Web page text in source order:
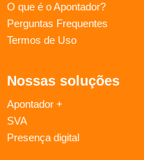
O que é o Apontador?
Perguntas Frequentes
Termos de Uso
Nossas soluções
Apontador +
SVA
Presença digital